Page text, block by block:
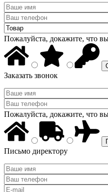
Пожалуйста, докажите, что
Заказать звонок
Пожалуйста, докажите, что
Письмо директору